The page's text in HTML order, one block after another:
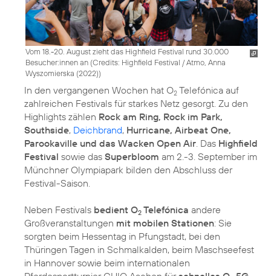
Vom 18.-20. August zieht das Highfield Festival rund 30.000
Besucher:innen an (Credits: Highfield Festival / Atmo, Anna
Wyszomierska (2022))
In den vergangenen Wochen hat O2 Telefónica auf
zahlreichen Festivals für starkes Netz gesorgt. Zu den
Highlights zählen Rock am Ring, Rock im Park,
Southside, Deichbrand, Hurricane, Airbeat One,
Parookaville und das Wacken Open Air . Das Highfield
Festival sowie das Superbloom am 2.-3. September im
Münchner Olympiapark bilden den Abschluss der
Festival-Saison.
Neben Festivals bedient O2 Telefónica andere
Großveranstaltungen mit mobilen Stationen: Sie
sorgten beim Hessentag in Pfungstadt, bei den
Thüringen Tagen in Schmalkalden, beim Maschseefest
in Hannover sowie beim internationalen